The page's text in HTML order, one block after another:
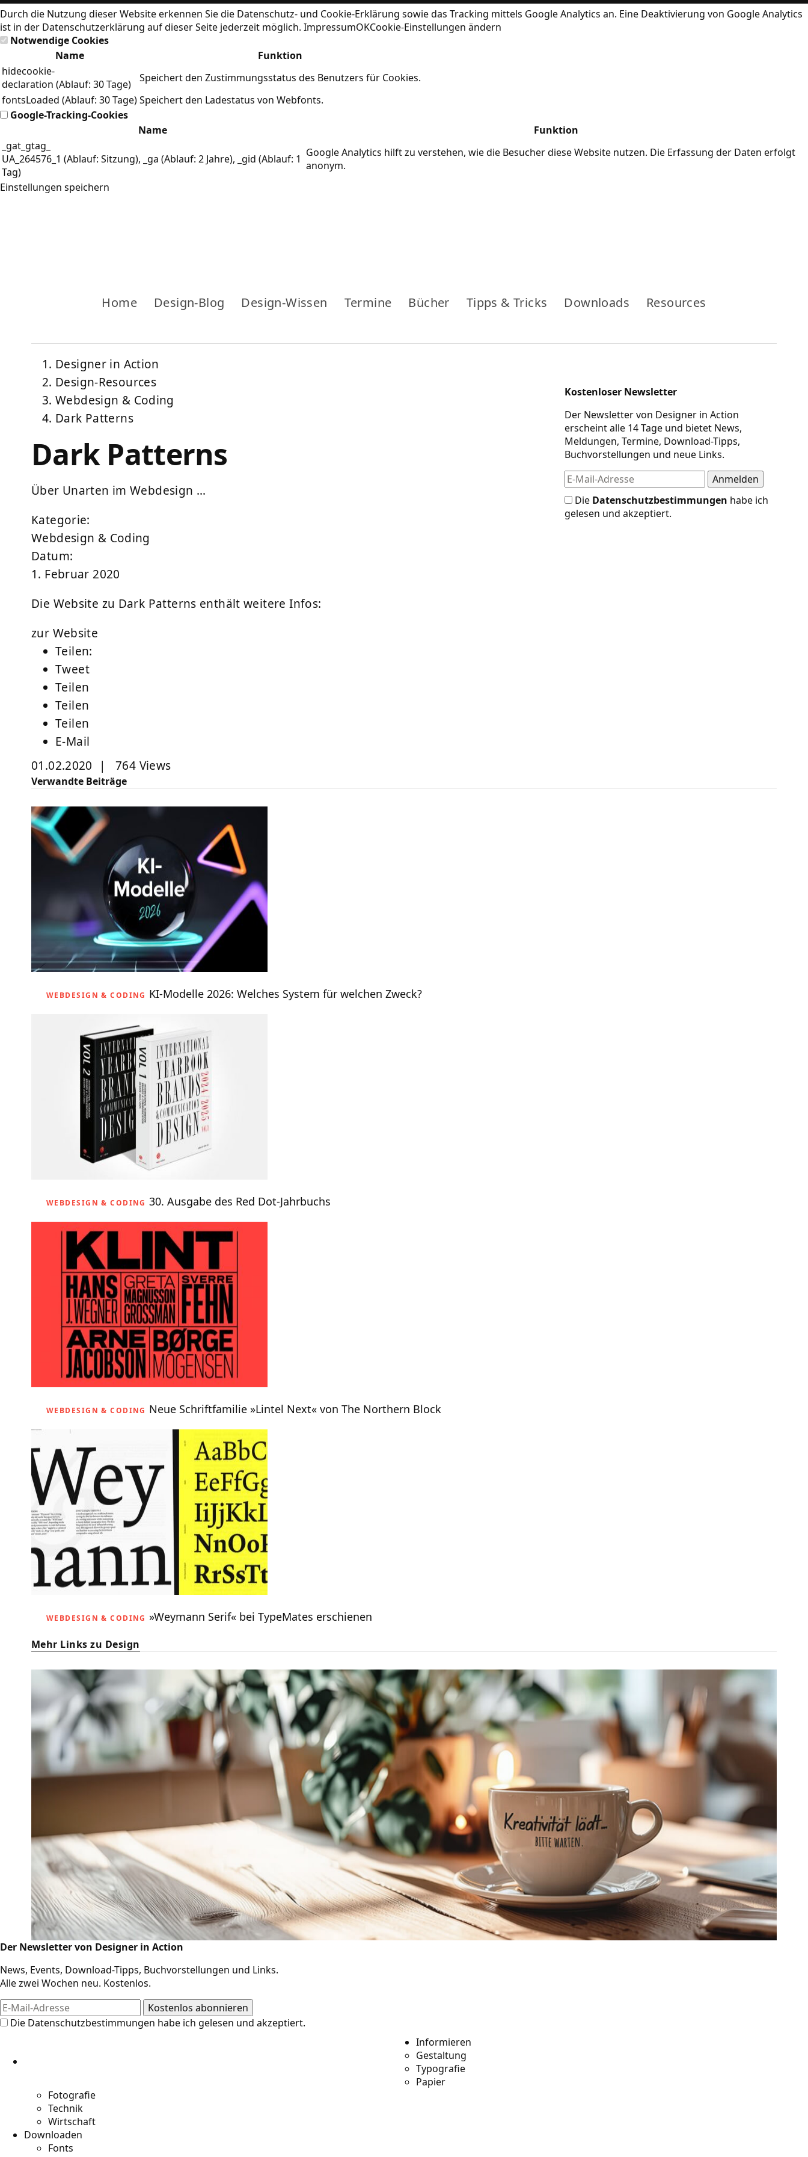
Durch die Nutzung dieser Website erkennen Sie die Datenschutz- und Cookie-Erklärung sowie das Tracking mittels Google Analytics an. Eine Deaktivierung von Google Analytics
ist in der Datenschutzerklärung auf dieser Seite jederzeit möglich. ImpressumOKCookie-Einstellungen ändern
Notwendige Cookies
Name
Funktion
hidecookie-
declaration (Ablauf: 30 Tage)
Speichert den Zustimmungsstatus des Benutzers für Cookies.
fontsLoaded (Ablauf: 30 Tage)Speichert den Ladestatus von Webfonts.
Google-Tracking-Cookies
Name
Funktion
_gat_gtag_
UA_264576_1 (Ablauf: Sitzung), _ga (Ablauf: 2 Jahre), _gid (Ablauf: 1
Tag)
Google Analytics hilft zu verstehen, wie die Besucher diese Website nutzen. Die Erfassung der Daten erfolgt
anonym.
Einstellungen speichern
Home Design-Blog Design-Wissen Termine Bücher Tipps & Tricks Downloads Resources
Designer in Action
Design-Resources
Webdesign & Coding
Dark Patterns
Dark Patterns
Über Unarten im Webdesign …
Kategorie:
Webdesign & Coding
Datum:
1. Februar 2020
Die Website zu Dark Patterns enthält weitere Infos:
zur Website
Teilen:
Tweet
Teilen
Teilen
Teilen
E-Mail
01.02.2020 | 764 Views
Kostenloser Newsletter
Der Newsletter von Designer in Action
erscheint alle 14 Tage und bietet News,
Meldungen, Termine, Download-Tipps,
Buchvorstellungen und neue Links.
Die Datenschutzbestimmungen habe ich
gelesen und akzeptiert.
Verwandte Beiträge
WEBDESIGN & CODING KI-Modelle 2026: Welches System für welchen Zweck?
WEBDESIGN & CODING 30. Ausgabe des Red Dot-Jahrbuchs
WEBDESIGN & CODING Neue Schriftfamilie »Lintel Next« von The Northern Block
WEBDESIGN & CODING »Weymann Serif« bei TypeMates erschienen
Mehr Links zu Design
Design-Ressourcen
Der Newsletter von Designer in Action
News, Events, Download-Tipps, Buchvorstellungen und Links.
Alle zwei Wochen neu. Kostenlos.
Die Datenschutzbestimmungen habe ich gelesen und akzeptiert.
Informieren
Gestaltung
Typografie
Papier
Fotografie
Technik
Wirtschaft
Downloaden
Fonts